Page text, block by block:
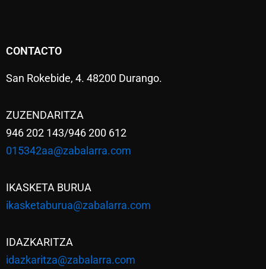
CONTACTO
San Rokebide, 4. 48200 Durango.
ZUZENDARITZA
946 202 143/946 200 612
015342aa@zabalarra.com
IKASKETA BURUA
ikasketaburua@zabalarra.com
IDAZKARITZA
idazkaritza@zabalarra.com